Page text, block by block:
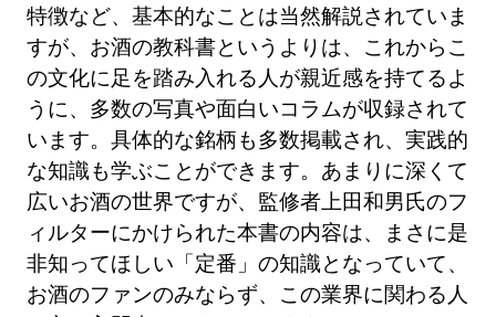
特徴など、基本的なことは当然解説されていま
すが、お酒の教科書というよりは、これからこ
の文化に足を踏み入れる人が親近感を持てるよ
うに、多数の写真や面白いコラムが収録されて
います。具体的な銘柄も多数掲載され、実践的
な知識も学ぶことができます。あまりに深くて
広いお酒の世界ですが、監修者上田和男氏のフ
ィルターにかけられた本書の内容は、まさに是
非知ってほしい「定番」の知識となっていて、
お酒のファンのみならず、この業界に関わる人